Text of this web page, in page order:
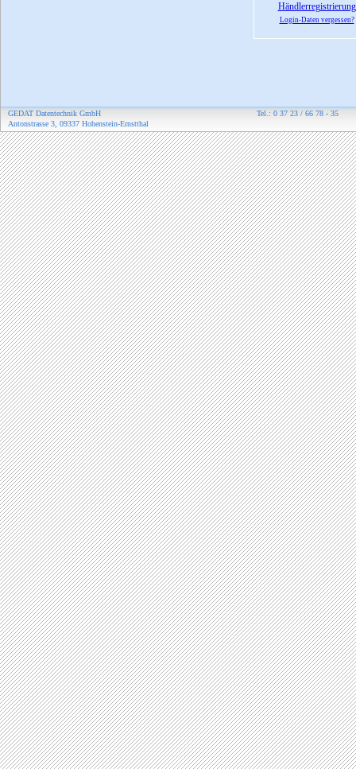
Händlerregistrierung
Login-Daten vergessen?
GEDAT Datentechnik GmbH
Tel.: 0 37 23 / 66 78 - 35
Antonstrasse 3, 09337 Hohenstein-Ernstthal